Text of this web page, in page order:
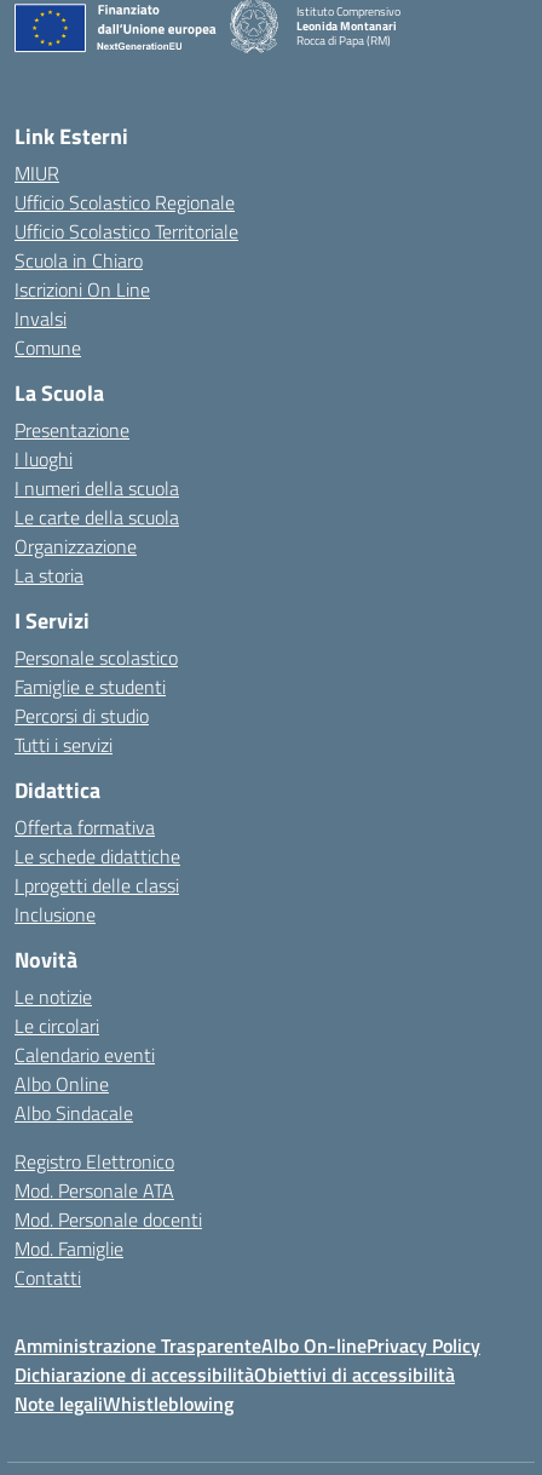
Istituto Comprensivo
Leonida Montanari
Rocca di Papa (RM)
— Visita la pagina iniziale della scuola
Link Esterni
MIUR
Ufficio Scolastico Regionale
Ufficio Scolastico Territoriale
Scuola in Chiaro
Iscrizioni On Line
Invalsi
Comune
La Scuola
Presentazione
I luoghi
I numeri della scuola
Le carte della scuola
Organizzazione
La storia
I Servizi
Personale scolastico
Famiglie e studenti
Percorsi di studio
Tutti i servizi
Didattica
Offerta formativa
Le schede didattiche
I progetti delle classi
Inclusione
Novità
Le notizie
Le circolari
Calendario eventi
Albo Online
Albo Sindacale
Registro Elettronico
Mod. Personale ATA
Mod. Personale docenti
Mod. Famiglie
Contatti
Amministrazione TrasparenteAlbo On-linePrivacy Policy
Dichiarazione di accessibilitàObiettivi di accessibilità
Note legaliWhistleblowing